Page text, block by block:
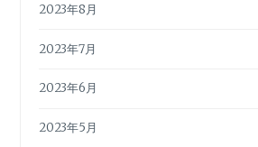
2023年8月
2023年7月
2023年6月
2023年5月